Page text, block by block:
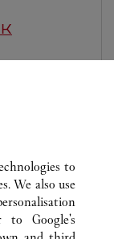
САР, КИТАЙ
to
We also use
to Google's